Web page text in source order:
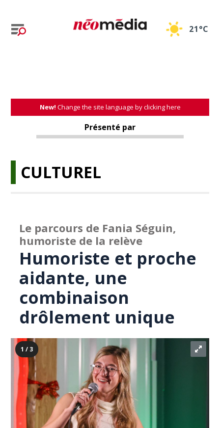
21°C
New! Change the site language by clicking here
Présenté par
CULTUREL
Le parcours de Fania Séguin,
humoriste de la relève
Humoriste et proche
aidante, une
combinaison
drôlement unique
1 / 3